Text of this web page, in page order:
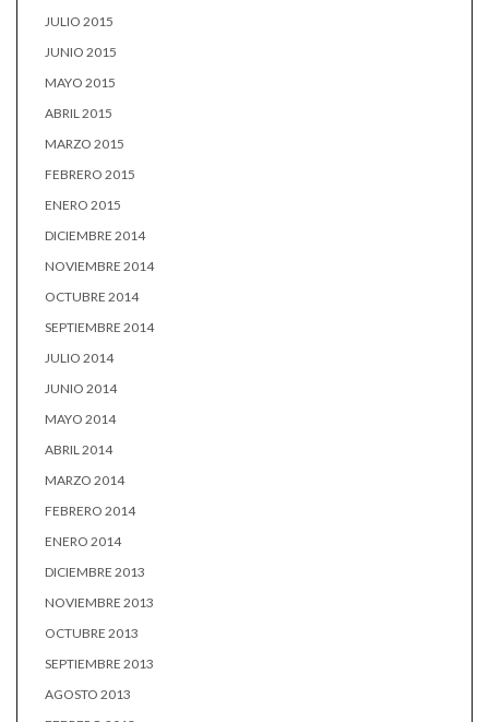
JULIO 2015
JUNIO 2015
MAYO 2015
ABRIL 2015
MARZO 2015
FEBRERO 2015
ENERO 2015
DICIEMBRE 2014
NOVIEMBRE 2014
OCTUBRE 2014
SEPTIEMBRE 2014
JULIO 2014
JUNIO 2014
MAYO 2014
ABRIL 2014
MARZO 2014
FEBRERO 2014
ENERO 2014
DICIEMBRE 2013
NOVIEMBRE 2013
OCTUBRE 2013
SEPTIEMBRE 2013
AGOSTO 2013